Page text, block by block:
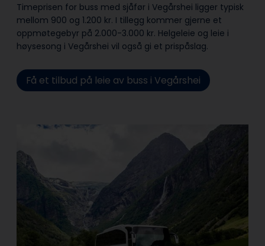
Timeprisen for buss med sjåfør i Vegårshei ligger typisk
mellom 900 og 1.200 kr. I tillegg kommer gjerne et
oppmøtegebyr på 2.000-3.000 kr. Helgeleie og leie i
høysesong i Vegårshei vil også gi et prispåslag.
Få et tilbud på leie av buss i Vegårshei